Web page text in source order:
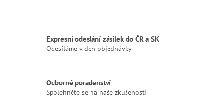
Expresní odeslání zásilek do ČR a SK
Odesíláme v den objednávky
Odborné poradenství
Spolehněte se na naše zkušenosti